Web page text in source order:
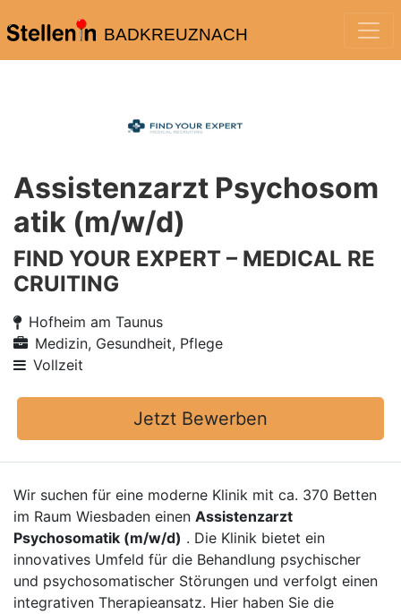
BADKREUZNACH
Assistenzarzt Psychosom
atik (m/w/d)
FIND YOUR EXPERT – MEDICAL RE
CRUITING
Hofheim am Taunus
Medizin, Gesundheit, Pflege
Vollzeit
Jetzt Bewerben
Wir suchen für eine moderne Klinik mit ca. 370 Betten
im Raum Wiesbaden einen Assistenzarzt
Psychosomatik (m/w/d) . Die Klinik bietet ein
innovatives Umfeld für die Behandlung psychischer
und psychosomatischer Störungen und verfolgt einen
integrativen Therapieansatz. Hier haben Sie die